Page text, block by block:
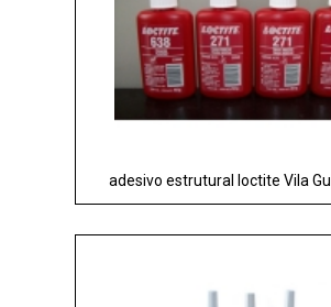
adesivo estrutural loctite Vila